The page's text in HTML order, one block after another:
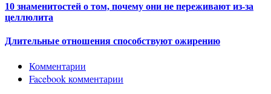
10 знаменитостей о том, почему они не переживают из-за
целлюлита
Длительные отношения способствуют ожирению
Комментарии
Facebook комментарии